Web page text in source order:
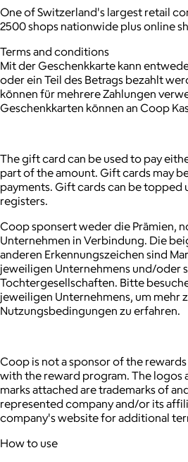
One of Switzerland's largest retail
2500 shops nationwide plus online
Terms and conditions
Mit der Geschenkkarte kann
oder ein Teil des Betrags bezahlt
können für mehrere Zahlungen
Geschenkkarten können an Coop
The gift card can be used to pay
part of the amount. Gift cards may
payments. Gift cards can be topped
registers.
Coop sponsert weder die Prämien,
Unternehmen in Verbindung. Die
anderen Erkennungszeichen sind
jeweiligen Unternehmens und/oder
Tochtergesellschaften. Bitte
jeweiligen Unternehmens, um mehr
Nutzungsbedingungen zu erfahren.
Coop is not a sponsor of the
with the reward program. The logos
marks attached are trademarks of
represented company and/or its
company's website for additional
How to use